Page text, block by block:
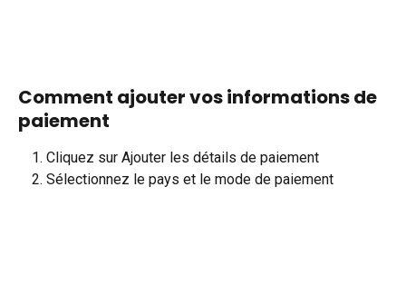
Comment ajouter vos informations de
paiement
Cliquez sur Ajouter les détails de paiement
Sélectionnez le pays et le mode de paiement